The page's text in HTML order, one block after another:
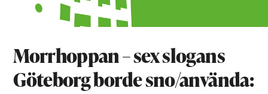
Morrhoppan – sex slogans
Göteborg borde sno/använda: